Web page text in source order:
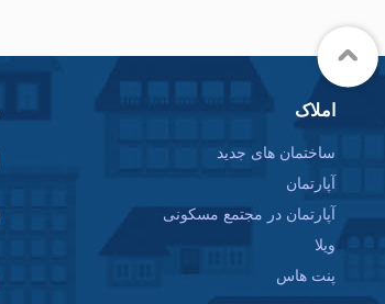
املاک
ساختمان های جدید
آپارتمان
آپارتمان در مجتمع مسکونی
ویلا
پنت هاس